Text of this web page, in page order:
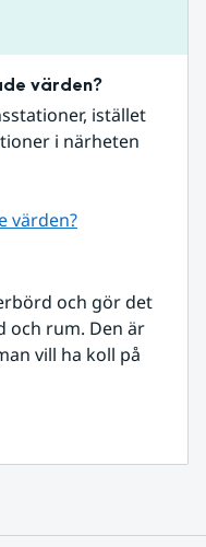
värden?
istället
i närheten
värden?
och gör det
och rum. Den är
vill ha koll på